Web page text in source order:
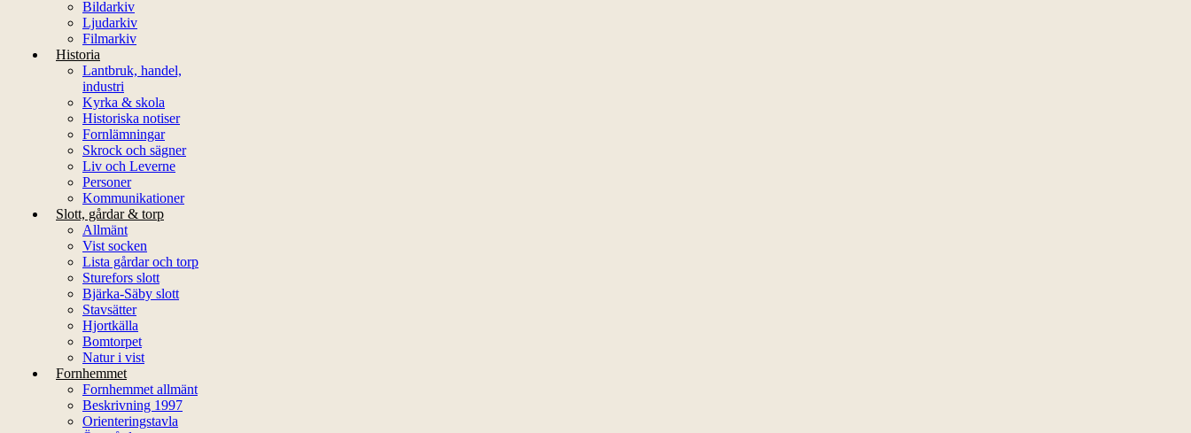
Bildarkiv
Ljudarkiv
Filmarkiv
Historia
Lantbruk, handel,
industri
Kyrka & skola
Historiska notiser
Fornlämningar
Skrock och sägner
Liv och Leverne
Personer
Kommunikationer
Slott, gårdar & torp
Allmänt
Vist socken
Lista gårdar och torp
Sturefors slott
Bjärka-Säby slott
Stavsätter
Hjortkälla
Bomtorpet
Natur i vist
Fornhemmet
Fornhemmet allmänt
Beskrivning 1997
Orienteringstavla